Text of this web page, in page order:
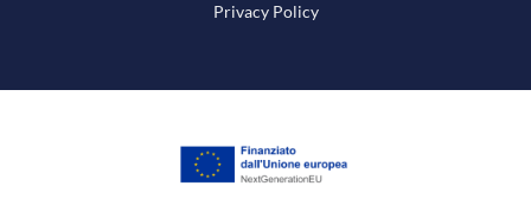
Privacy Policy